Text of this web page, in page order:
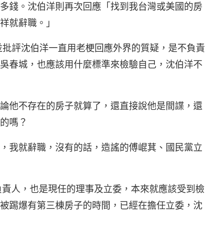
錢。沈伯洋則再次回應「找到我台灣或美國的房
就辭職。」
評沈伯洋一直用老梗回應外界的質疑，是不負責
春城，也應該用什麼標準來檢驗自己，沈伯洋不
他不存在的房子就算了，還直接說他是間諜，還
嗎？
我就辭職，沒有的話，造謠的傅崐萁、國民黨立
人，也是現任的理事及立委，本來就應該受到檢
踢爆有第三棟房子的時間，已經在擔任立委，沈